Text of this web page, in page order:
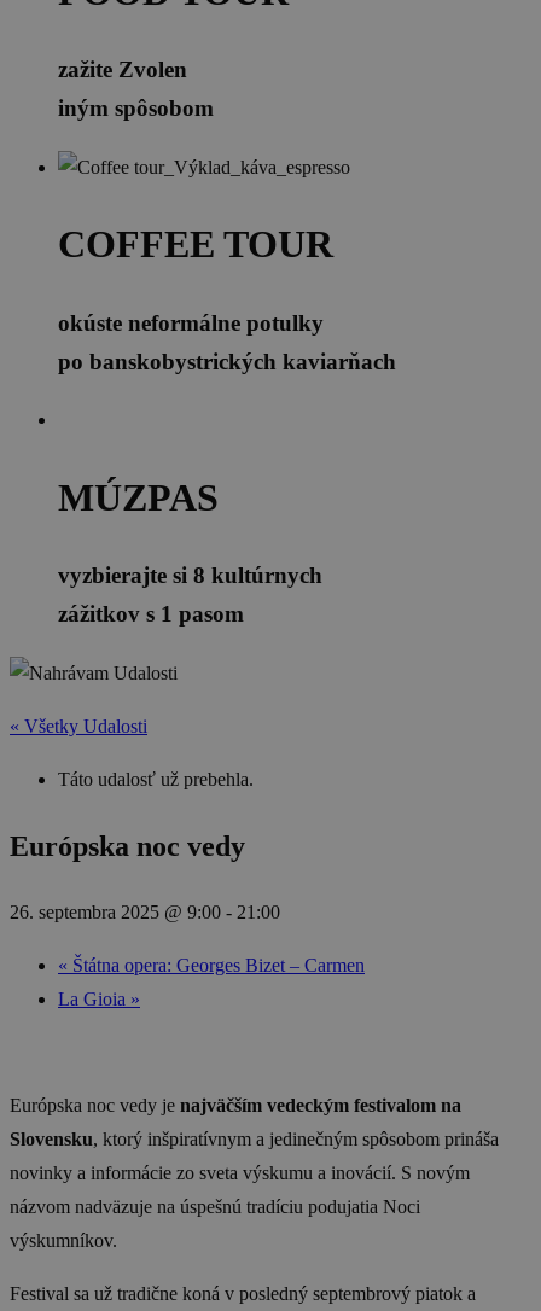
zažite Zvolen
iným spôsobom
COFFEE TOUR
okúste neformálne potulky
po banskobystrických kaviarňach
MÚZPAS
vyzbierajte si 8 kultúrnych
zážitkov s 1 pasom
« Všetky Udalosti
Táto udalosť už prebehla.
Európska noc vedy
26. septembra 2025 @ 9:00 - 21:00
« Štátna opera: Georges Bizet – Carmen
La Gioia »
Európska noc vedy je najväčším vedeckým festivalom na
Slovensku, ktorý inšpiratívnym a jedinečným spôsobom prináša
novinky a informácie zo sveta výskumu a inovácií. S novým
názvom nadväzuje na úspešnú tradíciu podujatia Noci
výskumníkov.
Festival sa už tradične koná v posledný septembrový piatok a